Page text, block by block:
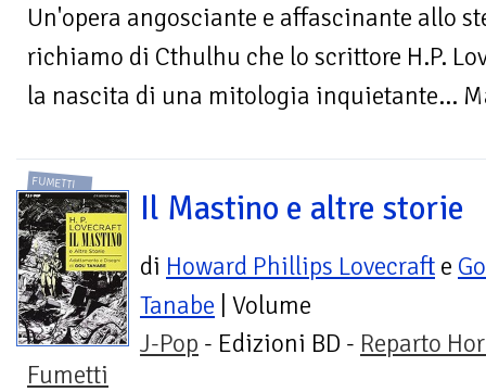
Un'opera angosciante e affascinante allo
richiamo di Cthulhu che lo scrittore H.P.
la nascita di una mitologia inquietante…
FUMETTI
Il Mastino e altre storie
di Howard Phillips Lovecraft e
Tanabe | Volume
J-Pop - Edizioni BD - Reparto
Fumetti